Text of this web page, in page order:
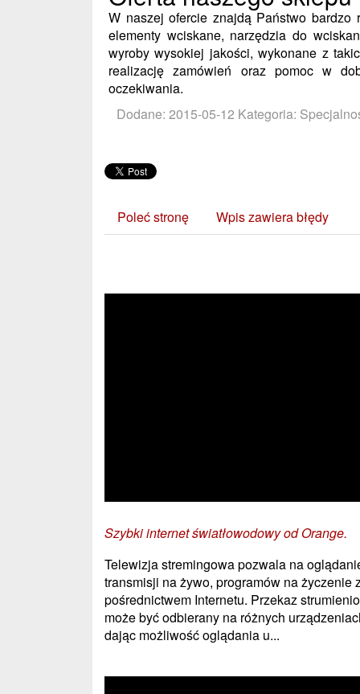
W naszej ofercie znajdą Państwo bardzo
elementy wciskane, narzędzia do
wyroby wysokiej jakości, wykonane z
realizację zamówień oraz pomoc w
oczekiwania.
Dodane: 2015-05-12 Kategoria:
Poleć stronę Wpis zawiera błędy
Szybki internet światłowodowy od Orange.
Telewizja stremingowa pozwala na
transmisji na żywo, programów na życzenie
pośrednictwem Internetu. Przekaz
może być odbierany na różnych
dając możliwość oglądania u...